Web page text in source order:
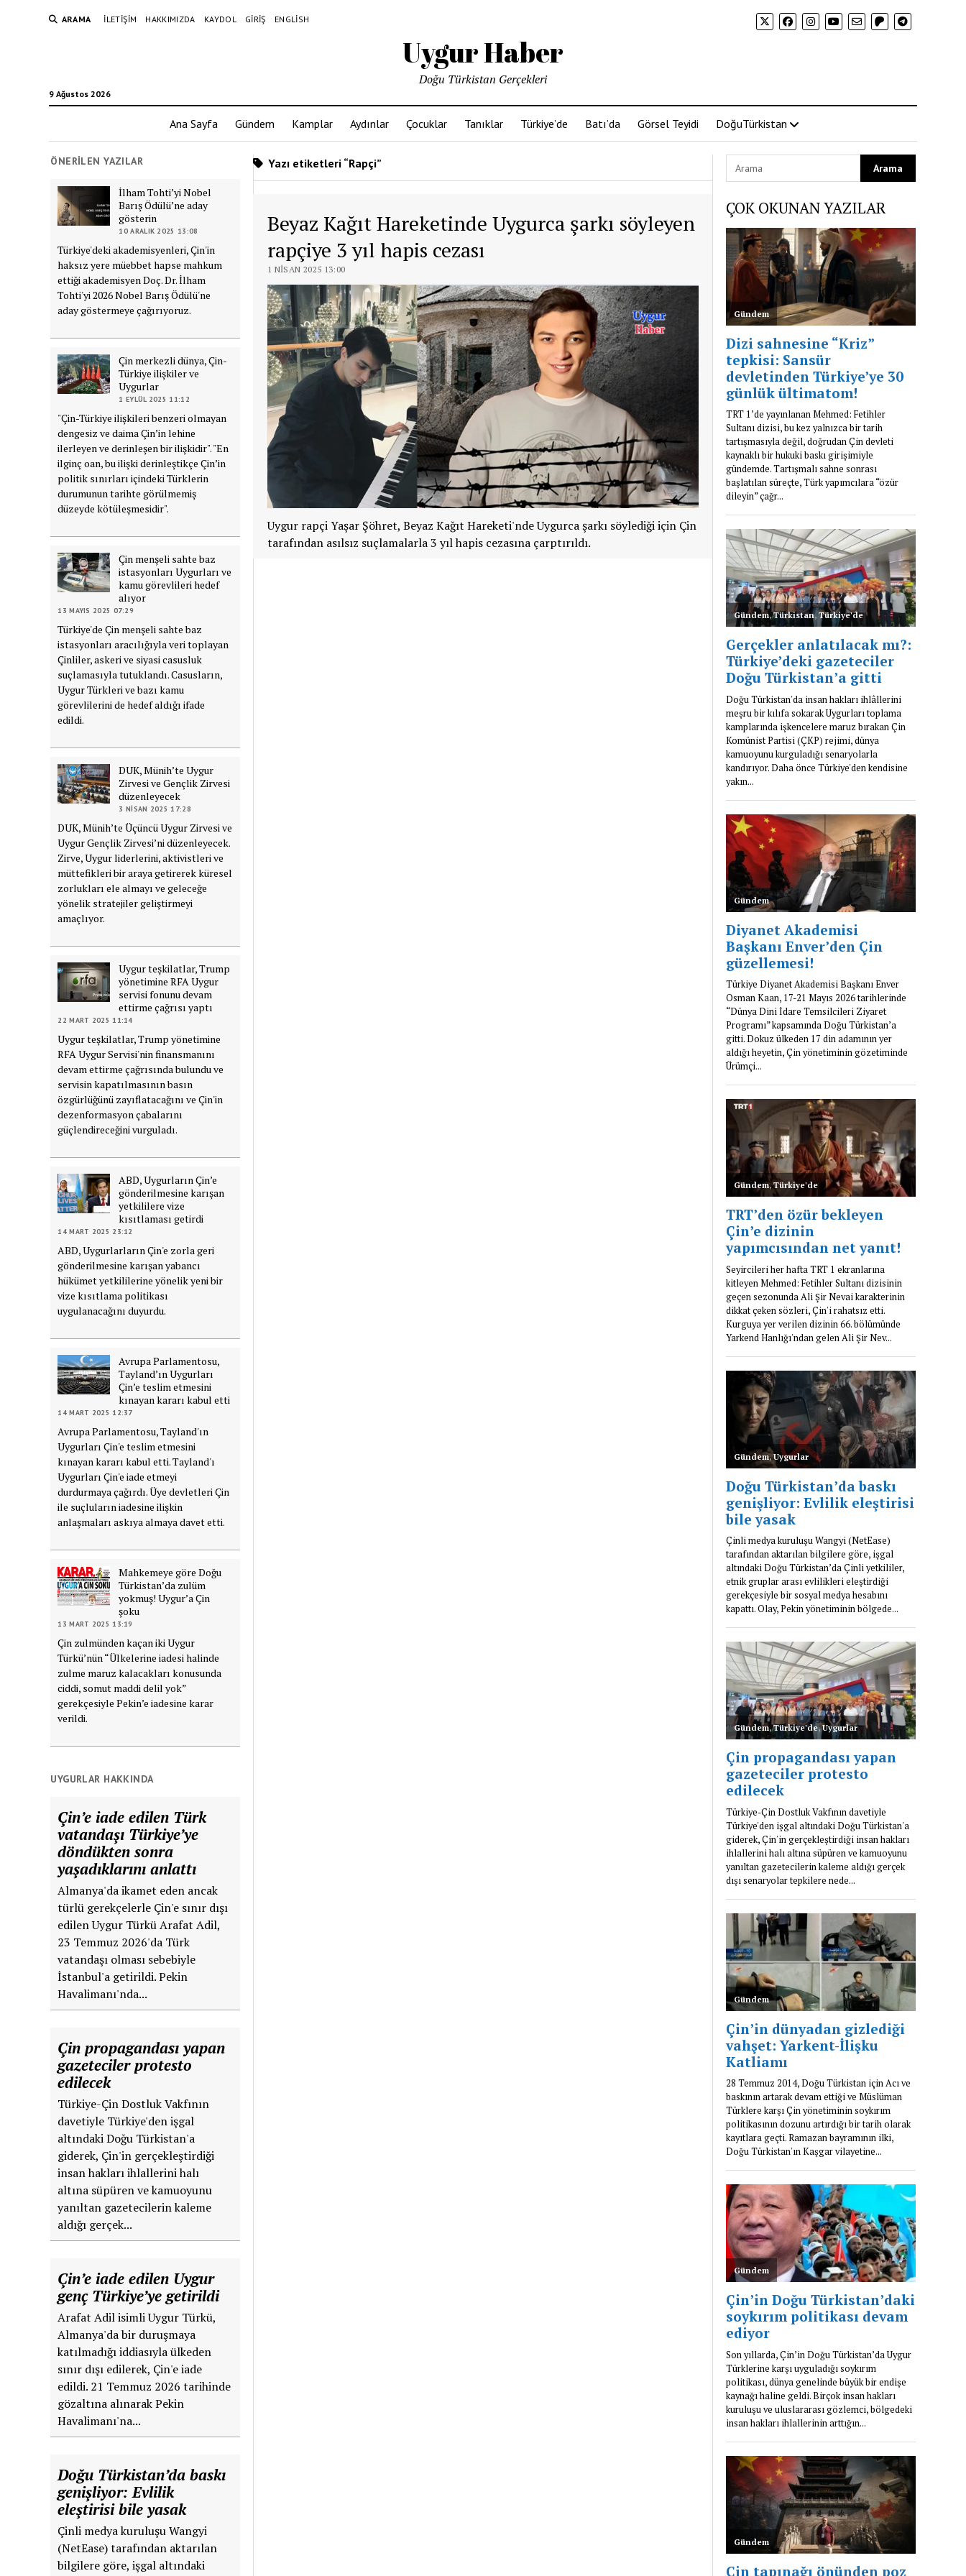
ARAMA İLETIŞIM HAKKIMIZDA KAYDOL GIRIŞ ENGLISH
Uygur Haber
9 Ağustos 2026
Doğu Türkistan Gerçekleri
Ana Sayfa Gündem Kamplar Aydınlar Çocuklar Tanıklar Türkiye’de Batı’da Görsel Teyidi DoğuTürkistan
ÖNERILEN YAZILAR
İlham Tohti’yi Nobel
Barış Ödülü’ne aday
gösterin
10 ARALIK 2025 13:08
Türkiye'deki akademisyenleri, Çin'in
haksız yere müebbet hapse mahkum
ettiği akademisyen Doç. Dr. İlham
Tohti'yi 2026 Nobel Barış Ödülü'ne
aday göstermeye çağırıyoruz.
Çin merkezli dünya, Çin-
Türkiye ilişkiler ve
Uygurlar
1 EYLÜL 2025 11:12
"Çin-Türkiye ilişkileri benzeri olmayan
dengesiz ve daima Çin’in lehine
ilerleyen ve derinleşen bir ilişkidir". "En
ilginç oan, bu ilişki derinleştikçe Çin’in
politik sınırları içindeki Türklerin
durumunun tarihte görülmemiş
düzeyde kötüleşmesidir".
Çin menşeli sahte baz
istasyonları Uygurları ve
kamu görevlileri hedef
alıyor
13 MAYIS 2025 07:29
Türkiye'de Çin menşeli sahte baz
istasyonları aracılığıyla veri toplayan
Çinliler, askeri ve siyasi casusluk
suçlamasıyla tutuklandı. Casusların,
Uygur Türkleri ve bazı kamu
görevlilerini de hedef aldığı ifade
edildi.
DUK, Münih’te Uygur
Zirvesi ve Gençlik Zirvesi
düzenleyecek
3 NISAN 2025 17:28
DUK, Münih’te Üçüncü Uygur Zirvesi ve
Uygur Gençlik Zirvesi’ni düzenleyecek.
Zirve, Uygur liderlerini, aktivistleri ve
müttefikleri bir araya getirerek küresel
zorlukları ele almayı ve geleceğe
yönelik stratejiler geliştirmeyi
amaçlıyor.
Uygur teşkilatlar, Trump
yönetimine RFA Uygur
servisi fonunu devam
ettirme çağrısı yaptı
22 MART 2025 11:14
Uygur teşkilatlar, Trump yönetimine
RFA Uygur Servisi'nin finansmanını
devam ettirme çağrısında bulundu ve
servisin kapatılmasının basın
özgürlüğünü zayıflatacağını ve Çin'in
dezenformasyon çabalarını
güçlendireceğini vurguladı.
ABD, Uygurların Çin’e
gönderilmesine karışan
yetkililere vize
kısıtlaması getirdi
14 MART 2025 23:12
ABD, Uygurlarların Çin'e zorla geri
gönderilmesine karışan yabancı
hükümet yetkililerine yönelik yeni bir
vize kısıtlama politikası
uygulanacağını duyurdu.
Avrupa Parlamentosu,
Tayland’ın Uygurları
Çin’e teslim etmesini
kınayan kararı kabul etti
14 MART 2025 12:37
Avrupa Parlamentosu, Tayland'ın
Uygurları Çin'e teslim etmesini
kınayan kararı kabul etti. Tayland'ı
Uygurları Çin'e iade etmeyi
durdurmaya çağırdı. Üye devletleri Çin
ile suçluların iadesine ilişkin
anlaşmaları askıya almaya davet etti.
Mahkemeye göre Doğu
Türkistan’da zulüm
yokmuş! Uygur’a Çin
şoku
13 MART 2025 13:19
Çin zulmünden kaçan iki Uygur
Türkü’nün “Ülkelerine iadesi halinde
zulme maruz kalacakları konusunda
ciddi, somut maddi delil yok”
gerekçesiyle Pekin’e iadesine karar
verildi.
UYGURLAR HAKKINDA
Çin’e iade edilen Türk
vatandaşı Türkiye’ye
döndükten sonra
yaşadıklarını anlattı
Almanya'da ikamet eden ancak
türlü gerekçelerle Çin'e sınır dışı
edilen Uygur Türkü Arafat Adil,
23 Temmuz 2026'da Türk
vatandaşı olması sebebiyle
İstanbul'a getirildi. Pekin
Havalimanı'nda...
Çin propagandası yapan
gazeteciler protesto
edilecek
Türkiye-Çin Dostluk Vakfının
davetiyle Türkiye'den işgal
altındaki Doğu Türkistan'a
giderek, Çin'in gerçekleştirdiği
insan hakları ihlallerini halı
altına süpüren ve kamuoyunu
yanıltan gazetecilerin kaleme
aldığı gerçek...
Çin’e iade edilen Uygur
genç Türkiye’ye getirildi
Arafat Adil isimli Uygur Türkü,
Almanya'da bir duruşmaya
katılmadığı iddiasıyla ülkeden
sınır dışı edilerek, Çin'e iade
edildi. 21 Temmuz 2026 tarihinde
gözaltına alınarak Pekin
Havalimanı'na...
Doğu Türkistan’da baskı
genişliyor: Evlilik
eleştirisi bile yasak
Çinli medya kuruluşu Wangyi
(NetEase) tarafından aktarılan
bilgilere göre, işgal altındaki
Yazı etiketleri “Rapçi”
Beyaz Kağıt Hareketinde Uygurca şarkı söyleyen
rapçiye 3 yıl hapis cezası
1 NISAN 2025 13:00
Uygur rapçi Yaşar Şöhret, Beyaz Kağıt Hareketi'nde Uygurca şarkı söylediği için Çin
tarafından asılsız suçlamalarla 3 yıl hapis cezasına çarptırıldı.
ÇOK OKUNAN YAZILAR